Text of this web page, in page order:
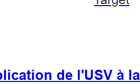
de l'USV à la